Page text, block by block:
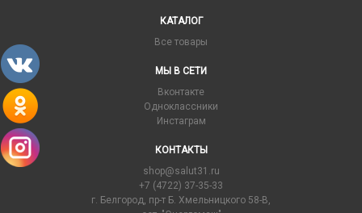
КАТАЛОГ
Все товары
МЫ В СЕТИ
Вконтакте
Одноклассники
Инстаграм
КОНТАКТЫ
shop@salut31.ru
+7 (4722) 37-35-33
г. Белгород, пр-т Б. Хмельницкого 58-В,